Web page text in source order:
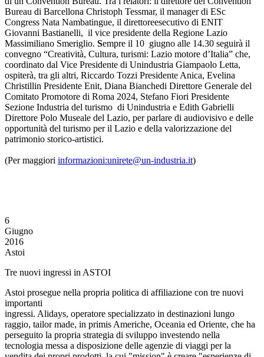
Bureau di Barcellona Christoph Tessmar, il manager di ESc
Congress Nata Nambatingue, il direttoreesecutivo di ENIT
Giovanni Bastianelli, il vice presidente della Regione Lazio
Massimiliano Smeriglio. Sempre il 10 giugno alle 14.30 seguirà il
convegno “Creatività, Cultura, turismi: Lazio motore d’Italia” che,
coordinato dal Vice Presidente di Unindustria Giampaolo Letta,
ospiterà, tra gli altri, Riccardo Tozzi Presidente Anica, Evelina
Christillin Presidente Enit, Diana Bianchedi Direttore Generale del
Comitato Promotore di Roma 2024, Stefano Fiori Presidente
Sezione Industria del turismo di Unindustria e Edith Gabrielli
Direttore Polo Museale del Lazio, per parlare di audiovisivo e delle
opportunità del turismo per il Lazio e della valorizzazione del
patrimonio storico-artistici.
(Per maggiori informazioni:unirete@un-industria.it)
6
Giugno
2016
Astoi
Tre nuovi ingressi in ASTOI
Astoi prosegue nella propria politica di affiliazione con tre nuovi
importanti
ingressi. Alidays, operatore specializzato in destinazioni lungo
raggio, tailor made, in primis Americhe, Oceania ed Oriente, che ha
perseguito la propria strategia di sviluppo investendo nella
tecnologia messa a disposizione delle agenzie di viaggi per la